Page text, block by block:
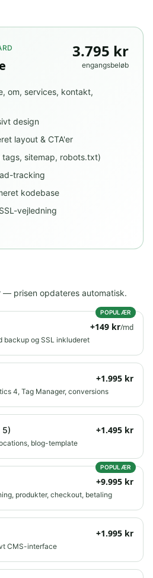
3.795 kr
engangsbeløb
om, services, kontakt,
design
layout & CTA'er
tags, sitemap, robots.txt)
tracking
kodebase
vejledning
prisen opdateres automatisk.
POPULÆR
+149 kr/md
backup og SSL inkluderet
+1.995 kr
4, Tag Manager, conversions
5) +1.495 kr
blog-template
POPULÆR
+9.995 kr
produkter, checkout, betaling
+1.995 kr
CMS-interface